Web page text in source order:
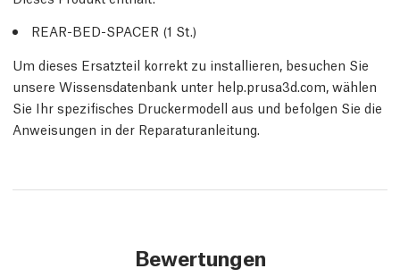
REAR-BED-SPACER (1 St.)
Um dieses Ersatzteil korrekt zu installieren, besuchen Sie
unsere Wissensdatenbank unter help.prusa3d.com, wählen
Sie Ihr spezifisches Druckermodell aus und befolgen Sie die
Anweisungen in der Reparaturanleitung.
Bewertungen